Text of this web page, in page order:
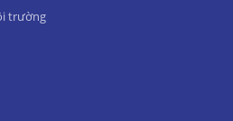
trường